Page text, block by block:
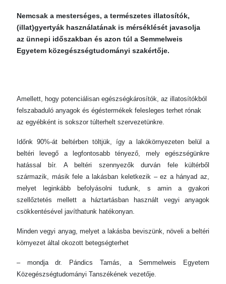
Nemcsak a mesterséges, a természetes illatosítók,
(illat)gyertyák használatának is mérséklését javasolja
az ünnepi időszakban és azon túl a Semmelweis
Egyetem közegészségtudományi szakértője.
Amellett, hogy potenciálisan egészségkárosítók, az illatosítókból
felszabaduló anyagok és égéstermékek felesleges terhet rónak
az egyébként is sokszor túlterhelt szervezetünkre.
Időnk 90%-át beltérben töltjük, így a lakókörnyezeten belül a
beltéri levegő a legfontosabb tényező, mely egészségünkre
hatással bír. A beltéri szennyezők durván fele kültérből
származik, másik fele a lakásban keletkezik – ez a hányad az,
melyet leginkább befolyásolni tudunk, s amin a gyakori
szellőztetés mellett a háztartásban használt vegyi anyagok
csökkentésével javíthatunk hatékonyan.
Minden vegyi anyag, melyet a lakásba beviszünk, növeli a beltéri
környezet által okozott betegségterhet
– mondja dr. Pándics Tamás, a Semmelweis Egyetem
Közegészségtudományi Tanszékének vezetője.